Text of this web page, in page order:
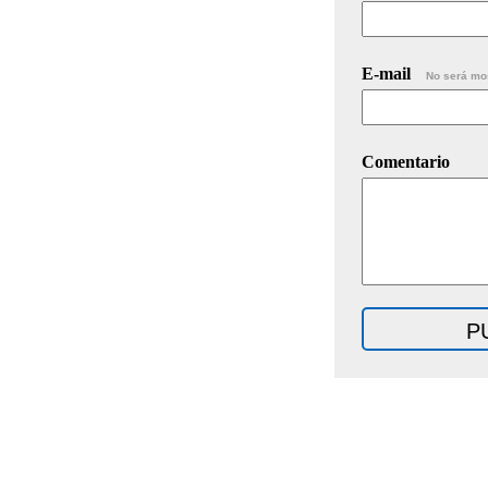
E-mail No será
Comentario